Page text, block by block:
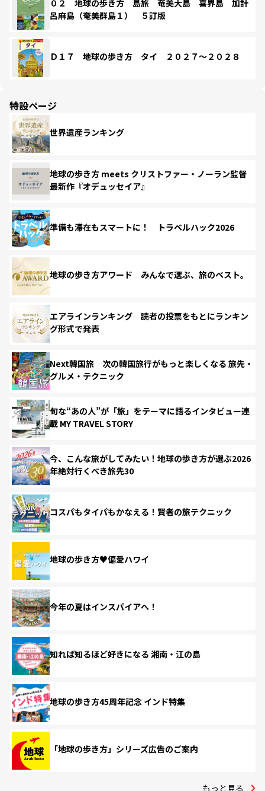
０２ 地球の歩き方 島旅 奄美大島 喜界島 加計
呂麻島（奄美群島１） ５訂版
Ｄ１７ 地球の歩き方 タイ ２０２７～２０２８
特設ページ
世界遺産ランキング
地球の歩き方 meets クリストファー・ノーラン監督
最新作『オデュッセイア』
準備も滞在もスマートに！ トラベルハック2026
地球の歩き方アワード みんなで選ぶ、旅のベスト。
エアラインランキング 読者の投票をもとにランキン
グ形式で発表
Next韓国旅 次の韓国旅行がもっと楽しくなる 旅先・
グルメ・テクニック
旬な“あの人”が「旅」をテーマに語るインタビュー連
載 MY TRAVEL STORY
今、こんな旅がしてみたい！地球の歩き方が選ぶ2026
年絶対行くべき旅先30
コスパもタイパもかなえる！賢者の旅テクニック
地球の歩き方♥偏愛ハワイ
今年の夏はインスパイアへ！
知れば知るほど好きになる 湘南・江の島
地球の歩き方45周年記念 インド特集
「地球の歩き方」シリーズ広告のご案内
もっと見る